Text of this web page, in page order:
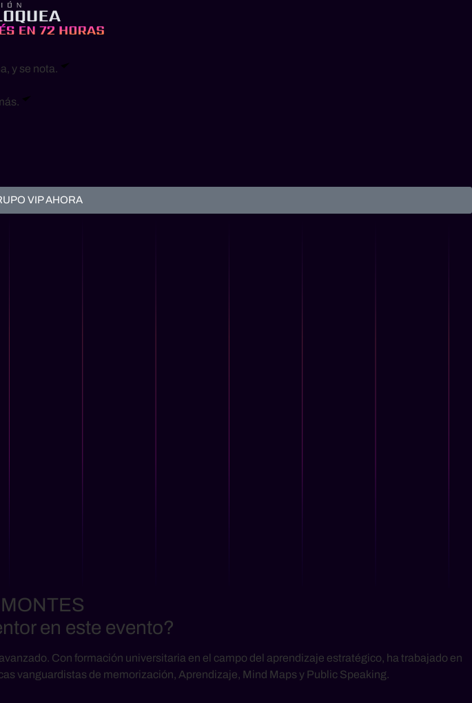
y se nota.
VIP AHORA
en este evento?
Con formación universitaria en el campo del aprendizaje estratégico, ha trabajado en
vanguardistas de memorización, Aprendizaje, Mind Maps y Public Speaking.